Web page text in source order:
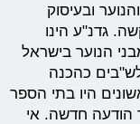
ובעיסוק
גדנ"ע הינו
הנוער בישראל
כהכנה
היו בתי הספר
הודעה חדשה. אי